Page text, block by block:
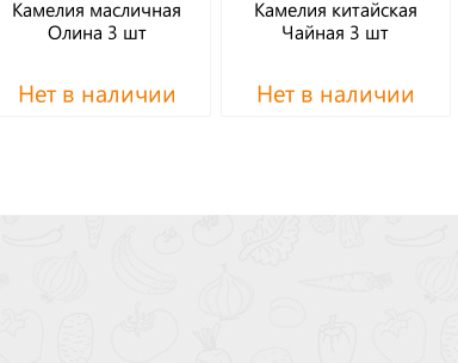
Камелия масличная
Олина 3 шт
Нет в наличии
Камелия китайская
Чайная 3 шт
Нет в наличии